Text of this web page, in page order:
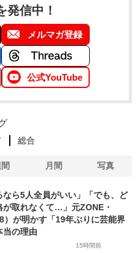
発信中！
メルマガ登録
公式YouTube
総合
月間 写真
なら5人全員がいい」「でも、ど
が取れなくて…」元ZONE・
）が明かす「19年ぶりに芸能界
当の理由
15時間前